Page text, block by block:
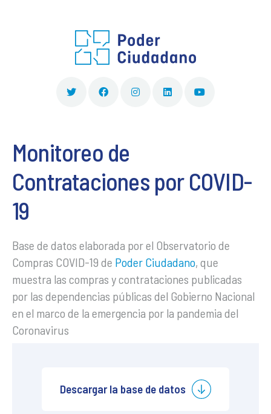
Monitoreo de
Contrataciones por COVID-
19
Base de datos elaborada por el Observatorio de
Compras COVID-19 de Poder Ciudadano, que
muestra las compras y contrataciones publicadas
por las dependencias públicas del Gobierno Nacional
en el marco de la emergencia por la pandemia del
Coronavirus
Descargar la base de datos